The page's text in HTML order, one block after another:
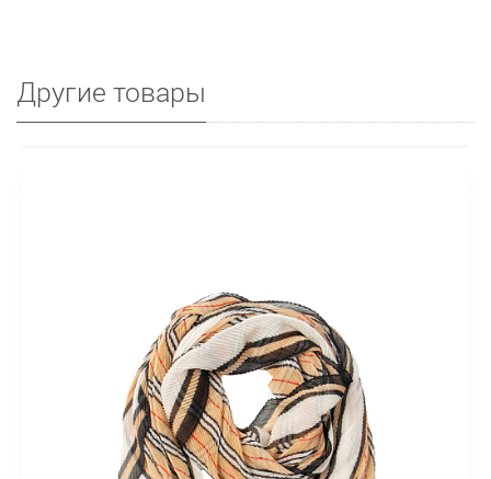
Другие товары